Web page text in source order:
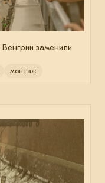
заменили
монтаж